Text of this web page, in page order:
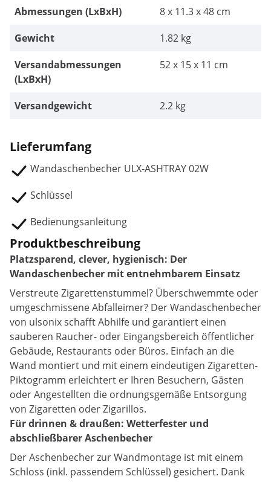
Abmessungen (LxBxH)
8 x 11.3 x 48 cm
Gewicht
1.82 kg
Versandabmessungen
(LxBxH)
52 x 15 x 11 cm
Versandgewicht 2.2 kg
Lieferumfang
Wandaschenbecher ULX-ASHTRAY 02W
Schlüssel
Bedienungsanleitung
Produktbeschreibung
Platzsparend, clever, hygienisch: Der
Wandaschenbecher mit entnehmbarem Einsatz
Verstreute Zigarettenstummel? Überschwemmte oder
umgeschmissene Abfalleimer? Der Wandaschenbecher
von ulsonix schafft Abhilfe und garantiert einen
sauberen Raucher- oder Eingangsbereich öffentlicher
Gebäude, Restaurants oder Büros. Einfach an die
Wand montiert und mit einem eindeutigen Zigaretten-
Piktogramm erleichtert er Ihren Besuchern, Gästen
oder Angestellten die ordnungsgemäße Entsorgung
von Zigaretten oder Zigarillos.
Für drinnen & draußen: Wetterfester und
abschließbarer Aschenbecher
Der Aschenbecher zur Wandmontage ist mit einem
Schloss (inkl. passendem Schlüssel) gesichert. Dank